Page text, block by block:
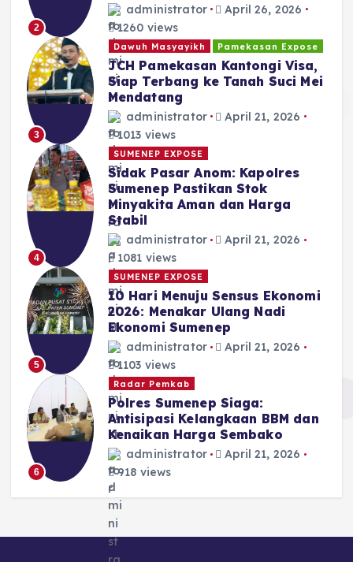
2
administrator
April 26, 2026
1260 views
3
Dawuh Masyayikh Pamekasan Expose
JCH Pamekasan Kantongi Visa,
Siap Terbang ke Tanah Suci Mei
Mendatang
administrator
April 21, 2026
1013 views
4
SUMENEP EXPOSE
Sidak Pasar Anom: Kapolres
Sumenep Pastikan Stok
Minyakita Aman dan Harga
Stabil
administrator
April 21, 2026
1081 views
5
SUMENEP EXPOSE
10 Hari Menuju Sensus Ekonomi
2026: Menakar Ulang Nadi
Ekonomi Sumenep
administrator
April 21, 2026
1103 views
6
Radar Pemkab
Polres Sumenep Siaga:
Antisipasi Kelangkaan BBM dan
Kenaikan Harga Sembako
administrator
April 21, 2026
918 views